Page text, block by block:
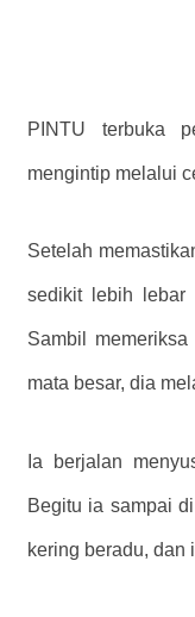
PINTU terbuka
mengintip melalui
Setelah
sedikit lebih lebar
Sambil
mata besar, dia
Ia berjalan
Begitu ia sampai
kering beradu, dan